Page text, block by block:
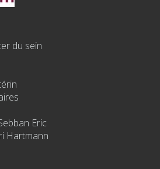
du sein
Eric
Hartmann